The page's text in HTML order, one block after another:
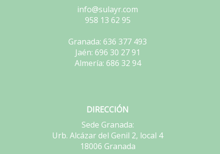
info@sulayr.com
958 13 62 95
Granada: 636 377 493
Jaén: 696 30 27 91
Almería: 686 32 94
DIRECCIÓN
Sede Granada:
Urb. Alcázar del Genil 2, local 4
18006 Granada